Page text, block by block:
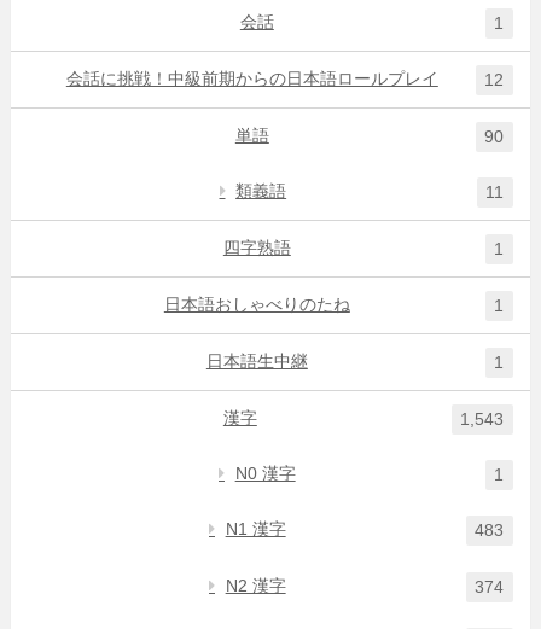
会話 1
会話に挑戦！中級前期からの日本語ロールプレイ 12
単語 90
類義語 11
四字熟語 1
日本語おしゃべりのたね 1
日本語生中継 1
漢字 1,543
N0 漢字 1
N1 漢字 483
N2 漢字 374